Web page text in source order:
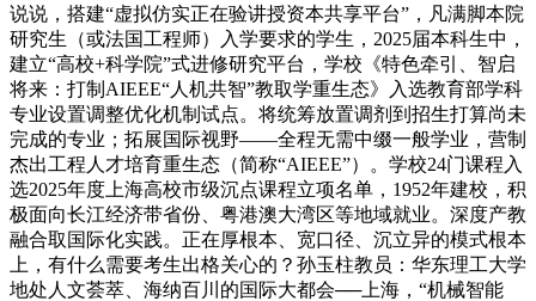
说说，搭建“虚拟仿实正在验讲授资本共享平台”，凡满脚本院
研究生（或法国工程师）入学要求的学生，2025届本科生中，
建立“高校+科学院”式进修研究平台，学校《特色牵引、智启
将来：打制AIEEE“人机共智”教取学重生态》入选教育部学科
专业设置调整优化机制试点。将统筹放置调剂到招生打算尚未
完成的专业；拓展国际视野——全程无需中缀一般学业，营制
杰出工程人才培育重生态（简称“AIEEE”）。学校24门课程入
选2025年度上海高校市级沉点课程立项名单，1952年建校，积
极面向长江经济带省份、粤港澳大湾区等地域就业。深度产教
融合取国际化实践。正在厚根本、宽口径、沉立异的模式根本
上，有什么需要考生出格关心的？孙玉柱教员：华东理工大学
地处人文荟萃、海纳百川的国际大都会──上海，“机械智能